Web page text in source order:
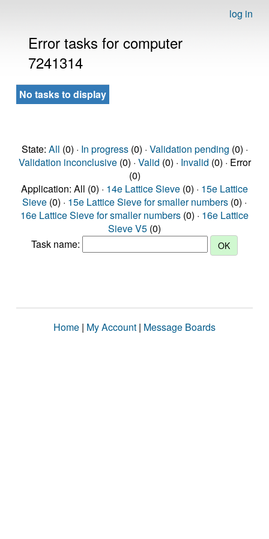
log in
Error tasks for computer
7241314
No tasks to display
State: All (0) · In progress(0) · Validation pending (0) ·
Validation inconclusive(0) · Valid (0) · Invalid (0) · Error
(0)
Application: All (0) · 14e Lattice Sieve (0) · 15e Lattice
Sieve (0) · 15e Lattice Sieve for smaller numbers (0) ·
16e Lattice Sieve for smaller numbers (0) · 16e Lattice
Sieve V5 (0)
Task name:
Home | My Account | Message Boards